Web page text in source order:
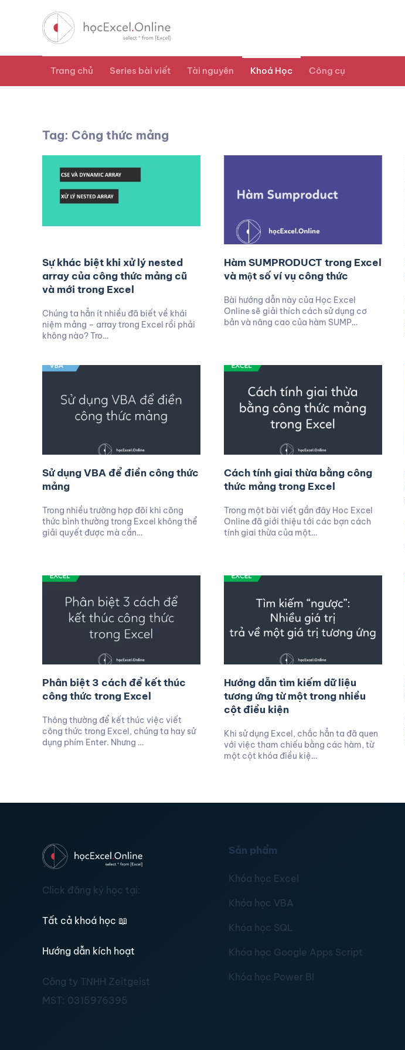
Trang chủ Series bài viết Tài nguyên Khoá Học Công cụ
Tag: Công thức mảng
Sự khác biệt khi xử lý nested
array của công thức mảng cũ
và mới trong Excel
Chúng ta hẳn ít nhiều đã biết về khái
niệm mảng – array trong Excel rồi phải
không nào? Tro…
Hàm SUMPRODUCT trong Excel
và một số ví vụ công thức
Bài hướng dẫn này của Học Excel
Online sẽ giải thích cách sử dụng cơ
bản và nâng cao của hàm SUMP…
Sử dụng VBA để điền công thức
mảng
Trong nhiều trường hợp đôi khi công
thức bình thường trong Excel không thể
giải quyết được mà cần…
Cách tính giai thừa bằng công
thức mảng trong Excel
Trong một bài viết gần đây Hoc Excel
Online đã giới thiệu tới các bạn cách
tính giai thừa của một…
Phân biệt 3 cách để kết thúc
công thức trong Excel
Thông thường để kết thúc việc viết
công thức trong Excel, chúng ta hay sử
dụng phím Enter. Nhưng …
Hướng dẫn tìm kiếm dữ liệu
tương ứng từ một trong nhiều
cột điều kiện
Khi sử dụng Excel, chắc hẳn ta đã quen
với việc tham chiếu bằng các hàm, từ
một cột khóa điều kiệ…
Click đăng ký học tại:
Tất cả khoá học 📖
Hướng dẫn kích hoạt
Công ty TNHH Zeitgeist
MST: 0315976395
Sản phẩm
Khóa học Excel
Khóa học VBA
Khóa học SQL
Khóa học Google Apps Script
Khóa học Power BI